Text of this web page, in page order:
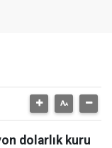
dolarlık kuru